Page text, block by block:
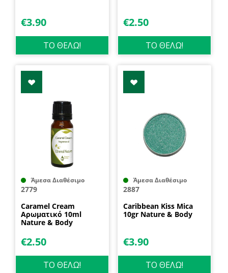
€3.90
ΤΟ ΘΕΛΩ!
€2.50
ΤΟ ΘΕΛΩ!
Άμεσα Διαθέσιμο
2779
Caramel Cream
Αρωματικό 10ml
Nature & Body
€2.50
ΤΟ ΘΕΛΩ!
Άμεσα Διαθέσιμο
2887
Caribbean Kiss Mica
10gr Nature & Body
€3.90
ΤΟ ΘΕΛΩ!